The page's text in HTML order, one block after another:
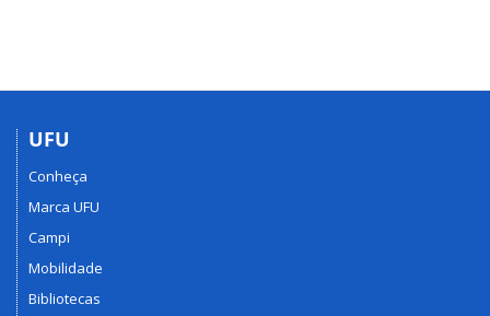
UFU
Conheça
Marca UFU
Campi
Mobilidade
Bibliotecas